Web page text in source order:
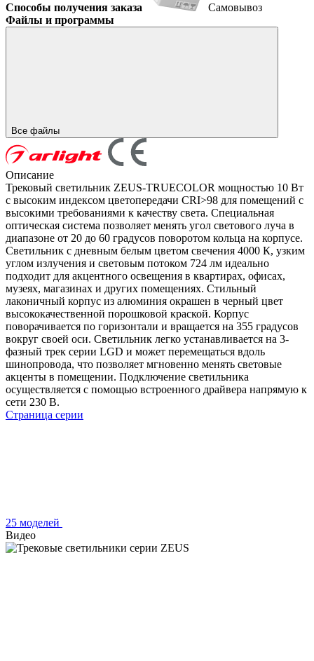
Способы получения заказа
Самовывоз
Файлы и программы
Все файлы
Описание
Трековый светильник ZEUS-TRUECOLOR мощностью 10 Вт
с высоким индексом цветопередачи CRI>98 для помещений с
высокими требованиями к качеству света. Специальная
оптическая система позволяет менять угол светового луча в
диапазоне от 20 до 60 градусов поворотом кольца на корпусе.
Светильник с дневным белым цветом свечения 4000 К, узким
углом излучения и световым потоком 724 лм идеально
подходит для акцентного освещения в квартирах, офисах,
музеях, магазинах и других помещениях. Стильный
лаконичный корпус из алюминия окрашен в черный цвет
высококачественной порошковой краской. Корпус
поворачивается по горизонтали и вращается на 355 градусов
вокруг своей оси. Светильник легко устанавливается на 3-
фазный трек серии LGD и может перемещаться вдоль
шинопровода, что позволяет мгновенно менять световые
акценты в помещении. Подключение светильника
осуществляется с помощью встроенного драйвера напрямую к
сети 230 В.
Страница серии
25 моделей
Видео